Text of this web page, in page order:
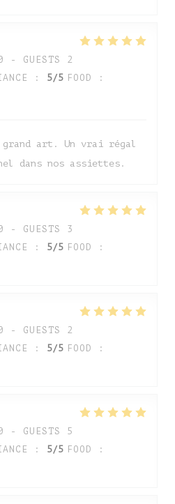
GUESTS 2
: 5/5 FOOD
:
grand art. Un vrai régal
dans nos assiettes.
GUESTS 3
: 5/5 FOOD
:
GUESTS 2
: 5/5 FOOD
:
GUESTS 5
: 5/5 FOOD
: